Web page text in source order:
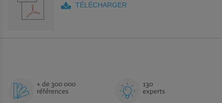
TÉLÉCHARGER
+ de 300 000
références
130
experts